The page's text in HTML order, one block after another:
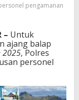
pengamanan
– Untuk
ajang balap
2025, Polres
personel